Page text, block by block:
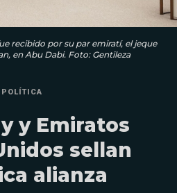
recibido por su par emiratí, el jeque
en Abu Dabi. Foto: Gentileza
POLÍTICA
y Emiratos
sellan
alianza